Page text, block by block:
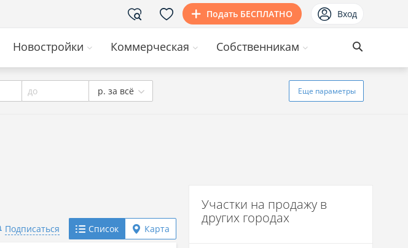
Подать БЕСПЛАТНО Вход
Новостройки Коммерческая Собственникам
до р. за всё Еще параметры
Подписаться Список Карта
Участки на продажу в
других городах